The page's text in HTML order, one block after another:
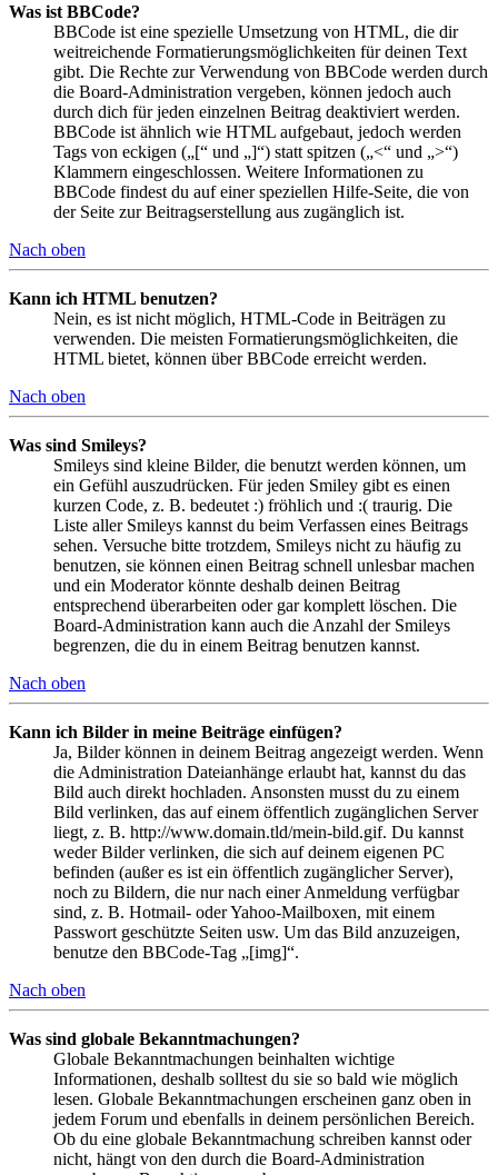
Was ist BBCode?
BBCode ist eine spezielle Umsetzung von HTML, die dir
weitreichende Formatierungsmöglichkeiten für deinen Text
gibt. Die Rechte zur Verwendung von BBCode werden durch
die Board-Administration vergeben, können jedoch auch
durch dich für jeden einzelnen Beitrag deaktiviert werden.
BBCode ist ähnlich wie HTML aufgebaut, jedoch werden
Tags von eckigen („[“ und „]“) statt spitzen („<“ und „>“)
Klammern eingeschlossen. Weitere Informationen zu
BBCode findest du auf einer speziellen Hilfe-Seite, die von
der Seite zur Beitragserstellung aus zugänglich ist.
Nach oben
Kann ich HTML benutzen?
Nein, es ist nicht möglich, HTML-Code in Beiträgen zu
verwenden. Die meisten Formatierungsmöglichkeiten, die
HTML bietet, können über BBCode erreicht werden.
Nach oben
Was sind Smileys?
Smileys sind kleine Bilder, die benutzt werden können, um
ein Gefühl auszudrücken. Für jeden Smiley gibt es einen
kurzen Code, z. B. bedeutet :) fröhlich und :( traurig. Die
Liste aller Smileys kannst du beim Verfassen eines Beitrags
sehen. Versuche bitte trotzdem, Smileys nicht zu häufig zu
benutzen, sie können einen Beitrag schnell unlesbar machen
und ein Moderator könnte deshalb deinen Beitrag
entsprechend überarbeiten oder gar komplett löschen. Die
Board-Administration kann auch die Anzahl der Smileys
begrenzen, die du in einem Beitrag benutzen kannst.
Nach oben
Kann ich Bilder in meine Beiträge einfügen?
Ja, Bilder können in deinem Beitrag angezeigt werden. Wenn
die Administration Dateianhänge erlaubt hat, kannst du das
Bild auch direkt hochladen. Ansonsten musst du zu einem
Bild verlinken, das auf einem öffentlich zugänglichen Server
liegt, z. B. http://www.domain.tld/mein-bild.gif. Du kannst
weder Bilder verlinken, die sich auf deinem eigenen PC
befinden (außer es ist ein öffentlich zugänglicher Server),
noch zu Bildern, die nur nach einer Anmeldung verfügbar
sind, z. B. Hotmail- oder Yahoo-Mailboxen, mit einem
Passwort geschützte Seiten usw. Um das Bild anzuzeigen,
benutze den BBCode-Tag „[img]“.
Nach oben
Was sind globale Bekanntmachungen?
Globale Bekanntmachungen beinhalten wichtige
Informationen, deshalb solltest du sie so bald wie möglich
lesen. Globale Bekanntmachungen erscheinen ganz oben in
jedem Forum und ebenfalls in deinem persönlichen Bereich.
Ob du eine globale Bekanntmachung schreiben kannst oder
nicht, hängt von den durch die Board-Administration